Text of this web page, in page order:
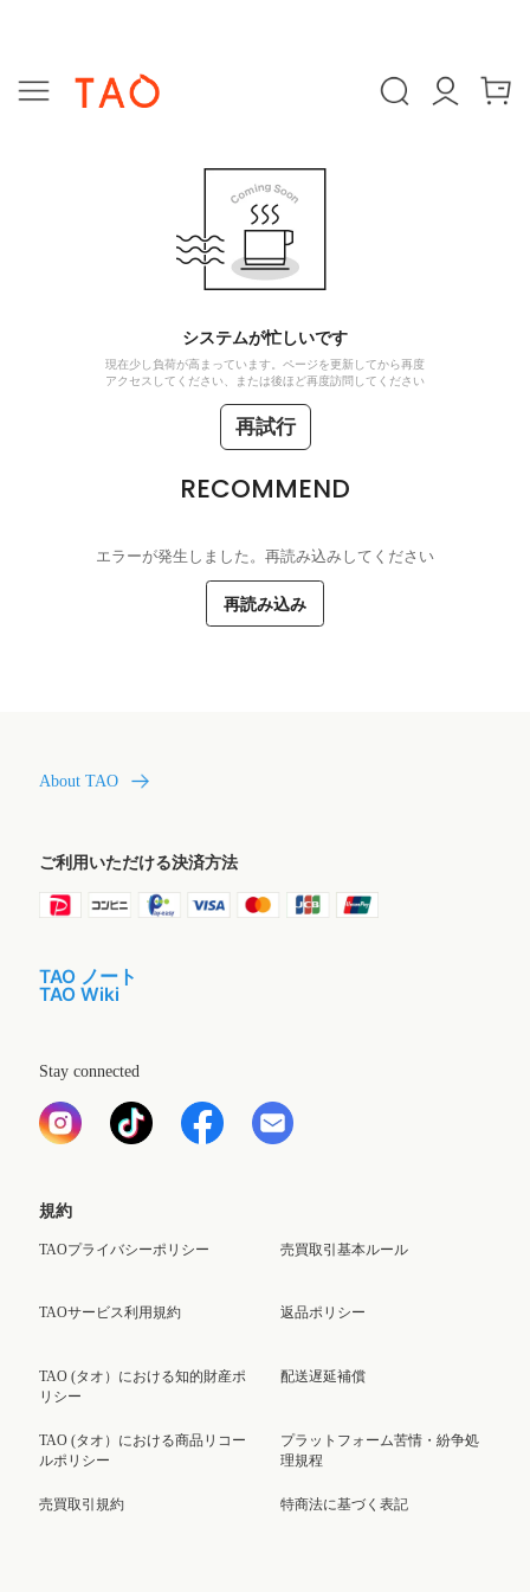
システムが忙しいです
現在少し負荷が高まっています。ページを更新してから再度
アクセスしてください、または後ほど再度訪問してください
再試行
RECOMMEND
エラーが発生しました。再読み込みしてください
再読み込み
About TAO
ご利用いただける決済方法
TAO ノート
TAO Wiki
Stay connected
規約
TAOプライバシーポリシー
TAOサービス利用規約
TAO (タオ）における知的財産ポ
リシー
TAO (タオ）における商品リコー
ルポリシー
売買取引規約
売買取引基本ルール
返品ポリシー
配送遅延補償
プラットフォーム苦情・紛争処
理規程
特商法に基づく表記